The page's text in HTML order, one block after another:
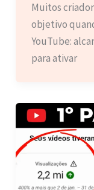
Muitos
objetivo
YouTube:
para ativar